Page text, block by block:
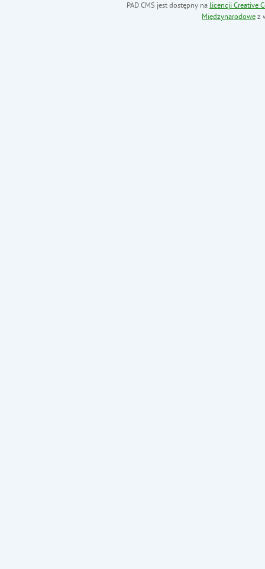
PAD CMS jest dostępny na licencji Creative
Międzynarodowe z